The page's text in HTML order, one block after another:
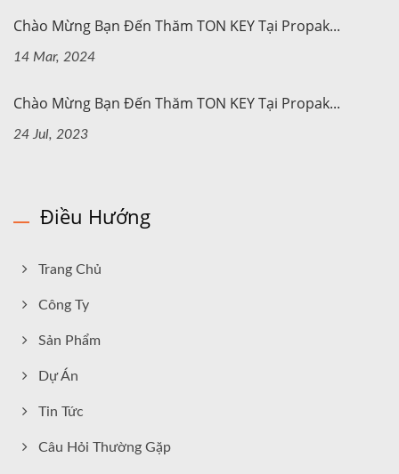
Chào Mừng Bạn Đến Thăm TON KEY Tại Propak...
14 Mar, 2024
Chào Mừng Bạn Đến Thăm TON KEY Tại Propak...
24 Jul, 2023
Điều Hướng
Trang Chủ
Công Ty
Sản Phẩm
Dự Án
Tin Tức
Câu Hỏi Thường Gặp